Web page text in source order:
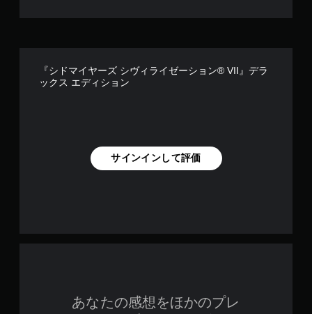
『シドマイヤーズ シヴィライゼーション® VII』デラ
ックス エディション
サインインして評価
あなたの感想をほかのプレ